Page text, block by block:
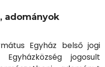
adományok
Egyház belső jogi
jogosult